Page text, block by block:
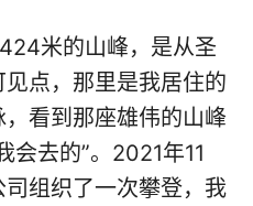
米的山峰，是从圣
点，那里是我居住的
看到那座雄伟的山峰
会去的”。2021年11
组织了一次攀登，我